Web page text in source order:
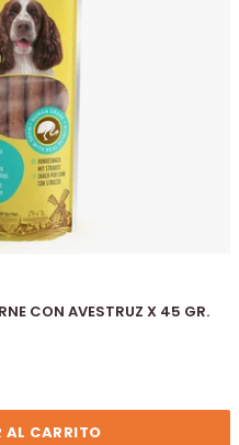
CON AVESTRUZ X 45 GR.
AL CARRITO